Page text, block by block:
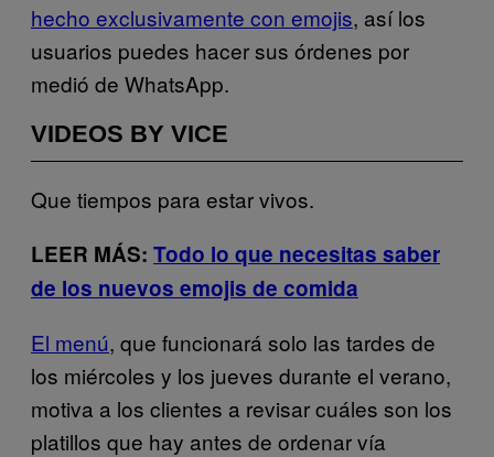
hecho exclusivamente con emojis, así los
usuarios puedes hacer sus órdenes por
medió de WhatsApp.
VIDEOS BY VICE
Que tiempos para estar vivos.
LEER MÁS: Todo lo que necesitas saber
de los nuevos emojis de comida
El menú, que funcionará solo las tardes de
los miércoles y los jueves durante el verano,
motiva a los clientes a revisar cuáles son los
platillos que hay antes de ordenar vía